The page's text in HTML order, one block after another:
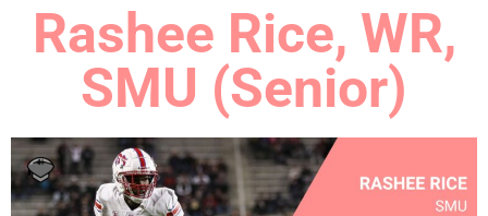
Rashee Rice, WR,
SMU (Senior)